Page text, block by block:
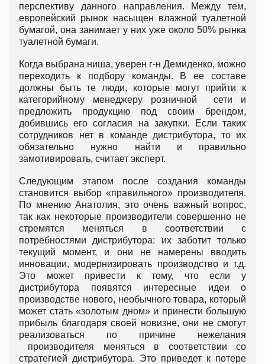
перспективу данного направления. Между тем,
европейский рынок насыщен влажной туалетной
бумагой, она занимает у них уже около 50% рынка
туалетной бумаги.
Когда выбрана ниша, уверен г-н Демиденко, можно
переходить к подбору команды. В ее составе
должны быть те люди, которые могут прийти к
категорийному менеджеру розничной сети и
предложить продукцию под своим брендом,
добившись его согласия на закупки. Если таких
сотрудников нет в команде дистрибутора, то их
обязательно нужно найти и правильно
замотивировать, считает эксперт.
Следующим этапом после создания команды
становится выбор «правильного» производителя.
По мнению Анатолия, это очень важный вопрос,
так как некоторые производители совершенно не
стремятся меняться в соответствии с
потребностями дистрибутора: их заботит только
текущий момент, и они не намерены вводить
инновации, модернизировать производство и т.д.
Это может привести к тому, что если у
дистрибутора появятся интересные идеи о
производстве нового, необычного товара, который
может стать «золотым дном» и принести большую
прибыль благодаря своей новизне, они не смогут
реализоваться по причине нежелания
производителя меняться в соответствии со
стратегией дистрибутора. Это приведет к потере